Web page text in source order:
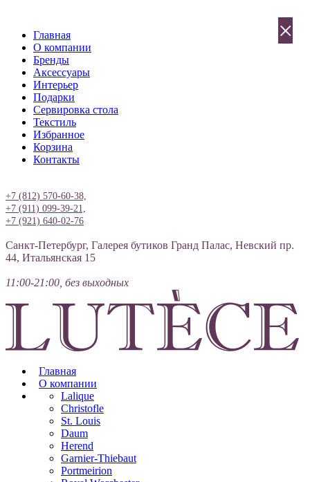
Главная
О компании
Бренды
Аксессуары
Интерьер
Подарки
Сервировка стола
Текстиль
Избранное
Корзина
Контакты
+7 (812) 570-60-38,
+7 (911) 099-39-21,
+7 (921) 640-02-76
Санкт-Петербург, Галерея бутиков Гранд Палас, Невский пр.
44, Итальянская 15
11:00-21:00, без выходных
Главная
О компании
Lalique
Christofle
St. Louis
Daum
Herend
Garnier-Thiebaut
Portmeirion
×